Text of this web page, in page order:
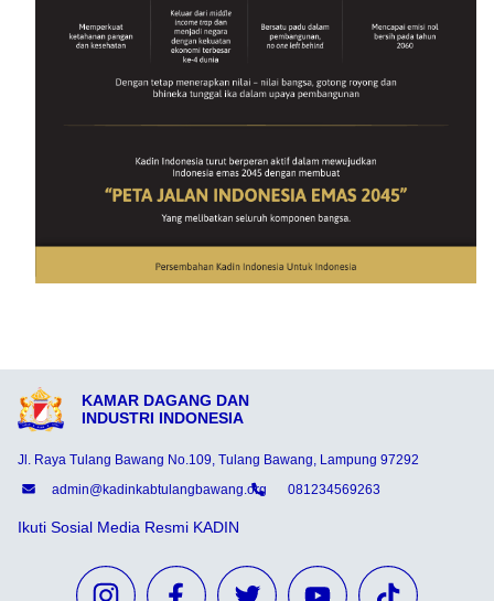
KAMAR DAGANG DAN
INDUSTRI INDONESIA
Jl. Raya Tulang Bawang No.109, Tulang Bawang, Lampung 97292
admin@kadinkabtulangbawang.org
081234569263
Ikuti Sosial Media Resmi KADIN